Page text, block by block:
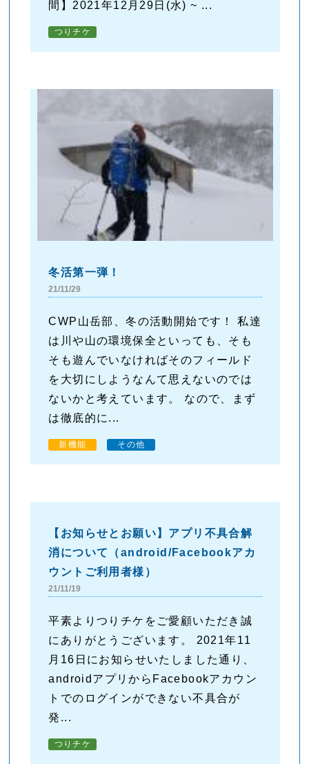
間】2021年12月29日(水) ~ ...
つりチケ
冬活第一弾！
21/11/29
CWP山岳部、冬の活動開始です！ 私達
は川や山の環境保全といっても、そも
そも遊んでいなければそのフィールド
を大切にしようなんて思えないのでは
ないかと考えています。 なので、まず
は徹底的に...
新機能 その他
【お知らせとお願い】アプリ不具合解
消について（android/Facebookアカ
ウントご利用者様）
21/11/19
平素よりつりチケをご愛顧いただき誠
にありがとうございます。 2021年11
月16日にお知らせいたしました通り、
androidアプリからFacebookアカウン
トでのログインができない不具合が
発...
つりチケ